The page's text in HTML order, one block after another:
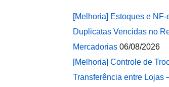
[Melhoria] Estoques e
Duplicatas Vencidas no
Mercadorias 06/08/2026
[Melhoria] Controle de
Transferência entre Lojas